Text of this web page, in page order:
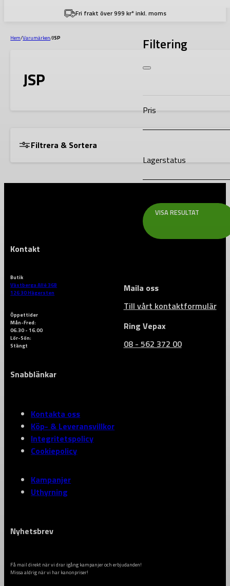
Fri frakt över 999 kr* inkl. moms
Hem/Varumärken/JSP
JSP
Filtrera & Sortera
Filtering
Pris
Lagerstatus
VISA RESULTAT
Kontakt
Butik
Västberga Allé 36B
126 30 Hägersten
Maila oss
Till vårt kontaktformulär
Öppettider
Mån-Fred:
06.30 - 16.00
Lör-Sön:
Stängt
Ring Vepax
08 - 562 372 00
Snabblänkar
Kontakta oss
Köp- & Leveransvillkor
Integritetspolicy
Cookiepolicy
Kampanjer
Uthyrning
Nyhetsbrev
Få mail direkt när vi drar igång kampanjer och erbjudanden!
Missa aldrig när vi har kanonpriser!